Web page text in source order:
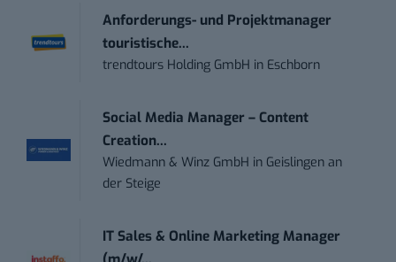
Anforderungs- und Projektmanager
touristische...
trendtours Holding GmbH in Eschborn
Social Media Manager – Content
Creation...
Wiedmann & Winz GmbH in Geislingen an
der Steige
IT Sales & Online Marketing Manager